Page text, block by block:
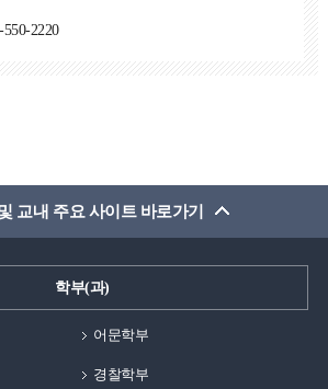
550-2220
교내 주요 사이트 바로가기
학부(과)
어문학부
경찰학부